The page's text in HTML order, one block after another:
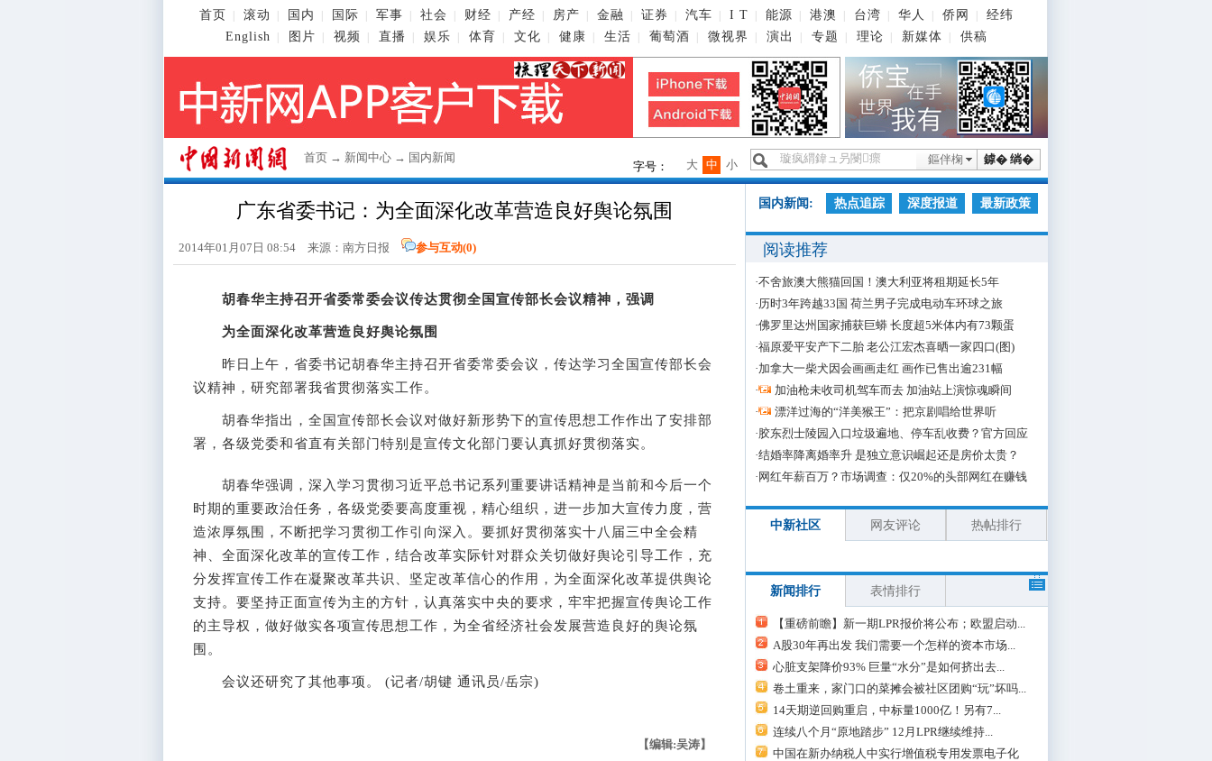
首页 滚动 国内 国际 军事 社会 财经 产经 房产 金融 证券 汽车 I T 能源 港澳 台湾 华人 侨网
经纬
English
图片 视频 直播 娱乐 体育 文化 健康 生活 葡萄酒 微视界 演出 专题 理论 新媒体 供稿
首页 → 新闻中心 → 国内新闻 鎼� 绱�
鏂伴椈
字号： 小
中
大
广东省委书记：为全面深化改革营造良好舆论氛围
2014年01月07日 08:54 来源：南方日报 参与互动(0)
胡春华主持召开省委常委会议传达贯彻全国宣传部长会议精神，强调
为全面深化改革营造良好舆论氛围
昨日上午，省委书记胡春华主持召开省委常委会议，传达学习全国宣传部长会
议精神，研究部署我省贯彻落实工作。
胡春华指出，全国宣传部长会议对做好新形势下的宣传思想工作作出了安排部
署，各级党委和省直有关部门特别是宣传文化部门要认真抓好贯彻落实。
胡春华强调，深入学习贯彻习近平总书记系列重要讲话精神是当前和今后一个
时期的重要政治任务，各级党委要高度重视，精心组织，进一步加大宣传力度，营
造浓厚氛围，不断把学习贯彻工作引向深入。要抓好贯彻落实十八届三中全会精
神、全面深化改革的宣传工作，结合改革实际针对群众关切做好舆论引导工作，充
分发挥宣传工作在凝聚改革共识、坚定改革信心的作用，为全面深化改革提供舆论
支持。要坚持正面宣传为主的方针，认真落实中央的要求，牢牢把握宣传舆论工作
的主导权，做好做实各项宣传思想工作，为全省经济社会发展营造良好的舆论氛
围。
会议还研究了其他事项。 (记者/胡键 通讯员/岳宗)
【编辑:吴涛】
国内新闻: 热点追踪 深度报道 最新政策
阅读推荐
·不舍旅澳大熊猫回国！澳大利亚将租期延长5年
·历时3年跨越33国 荷兰男子完成电动车环球之旅
·佛罗里达州国家捕获巨蟒 长度超5米体内有73颗蛋
·福原爱平安产下二胎 老公江宏杰喜晒一家四口(图)
·加拿大一柴犬因会画画走红 画作已售出逾231幅
·
加油枪未收司机驾车而去 加油站上演惊魂瞬间
·
漂洋过海的“洋美猴王”：把京剧唱给世界听
·胶东烈士陵园入口垃圾遍地、停车乱收费？官方回应
·结婚率降离婚率升 是独立意识崛起还是房价太贵？
· 网红年薪百万？市场调查：仅20%的头部网红在赚钱
中新社区 网友评论 热帖排行
新闻排行 表情排行
【重磅前瞻】新一期LPR报价将公布；欧盟启动...
A股30年再出发 我们需要一个怎样的资本市场...
心脏支架降价93% 巨量“水分”是如何挤出去...
卷土重来，家门口的菜摊会被社区团购“玩”坏吗...
14天期逆回购重启，中标量1000亿！另有7...
连续八个月“原地踏步” 12月LPR继续维持...
中国在新办纳税人中实行增值税专用发票电子化